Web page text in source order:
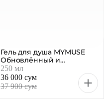
Гель для душа MYMUSE
Обновлённый и
жизнерадостный, 250 мл
250 мл
36 000 сум
37 900 сум